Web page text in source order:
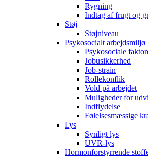
Rygning
Indtag af frugt og
Støj
Støjniveau
Psykosocialt arbejdsmiljø
Psykosociale
Jobusikkerhed
Job-strain
Rollekonflik
Vold på arbejdet
Muligheder for
Indflydelse
Følelsesmæssige
Lys
Synligt lys
UVR-lys
Hormonforstyrrende